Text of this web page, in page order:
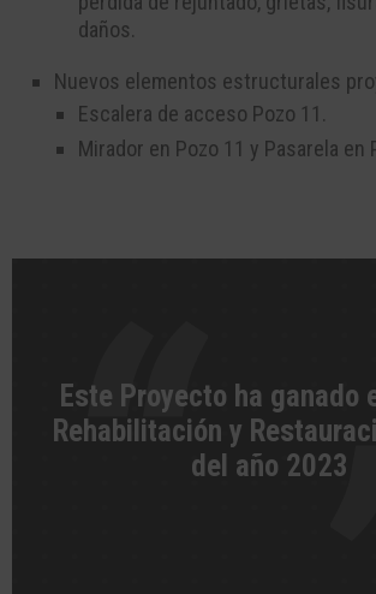
daños.
Nuevos elementos estructurales
Escalera de acceso Pozo 11.
Mirador en Pozo 11 y Pasarela en
Este Proyecto ha ganado
Rehabilitación y
del año 2023